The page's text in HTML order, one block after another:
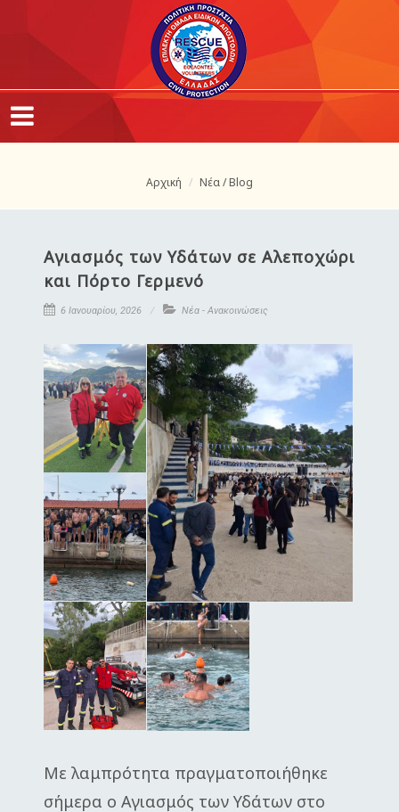
Αρχική Νέα / Blog
Αγιασμός των Υδάτων σε Αλεποχώρι
και Πόρτο Γερμενό
6 Ιανουαρίου, 2026 Νέα - Ανακοινώσεις
Με λαμπρότητα πραγματοποιήθηκε
σήμερα ο Αγιασμός των Υδάτων στο